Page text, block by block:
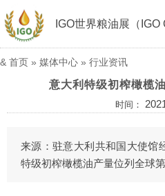
IGO世界粮油展（IGO
& 首页 » 媒体中心 » 行业资讯
意大利特级初榨橄榄
时间：
来源：驻意大利共和国大使馆
特级初榨橄榄油产量位列全球